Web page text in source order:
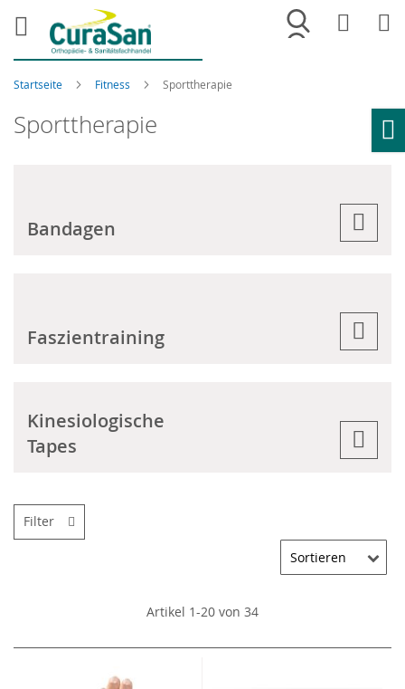
Merkliste
Startseite Fitness Sporttherapie
Sporttherapie
Bandagen
Faszientraining
Kinesiologische
Tapes
Artikel 1-20 von 34
Filter